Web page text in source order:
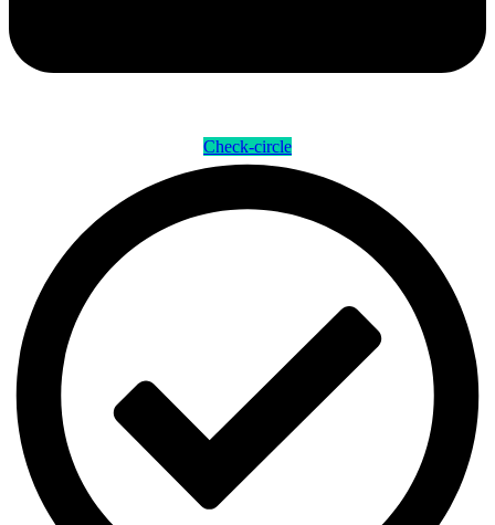
Check-circle